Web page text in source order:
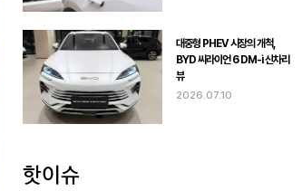
대중형 PHEV 시장의 개척,
BYD 씨라이언 6 DM-i 신차리
뷰
2026.07.10